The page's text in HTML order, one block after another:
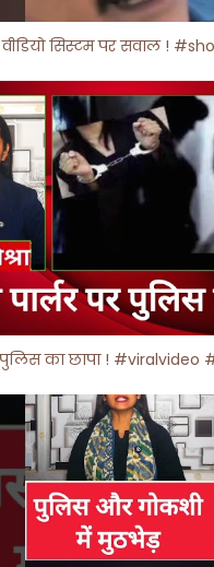
सिस्टम पर सवाल !